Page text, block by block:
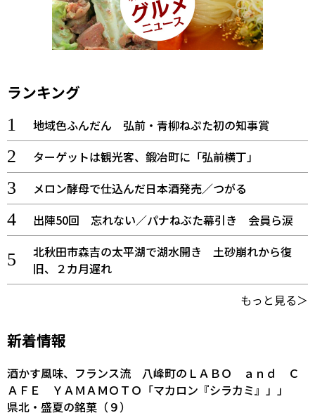
ランキング
地域色ふんだん 弘前・青柳ねぷた初の知事賞
ターゲットは観光客、鍛冶町に「弘前横丁」
メロン酵母で仕込んだ日本酒発売／つがる
出陣50回 忘れない／パナねぶた幕引き 会員ら涙
北秋田市森吉の太平湖で湖水開き 土砂崩れから復
旧、２カ月遅れ
もっと見る＞
新着情報
酒かす風味、フランス流 八峰町のＬＡＢＯ ａｎｄ Ｃ
ＡＦＥ ＹＡＭＡＭＯＴＯ「マカロン『シラカミ』」」
県北・盛夏の銘菓（９）